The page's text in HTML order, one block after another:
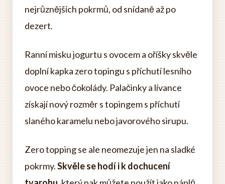
nejrůznějších pokrmů, od snídaně až po
dezert.
Ranní misku jogurtu s ovocem a oříšky skvěle
doplní kapka zero topingu s příchutí lesního
ovoce nebo čokolády. Palačinky a lívance
získají nový rozměr s topingem s příchutí
slaného karamelu nebo javorového sirupu.
Zero topping se ale neomezuje jen na sladké
pokrmy.Skvěle se hodí i k dochucení